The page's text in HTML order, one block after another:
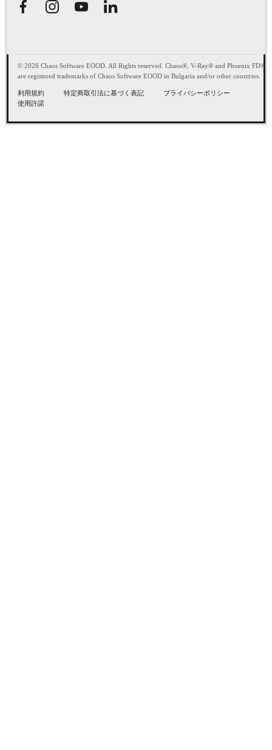
© 2026 Chaos Software EOOD. All Rights reserved. Chaos®, V-Ray® and Phoenix FD®
are registered trademarks of Chaos Software EOOD in Bulgaria and/or other countries.
利用規約 特定商取引法に基づく表記
プライバシーポリシー
使用許諾